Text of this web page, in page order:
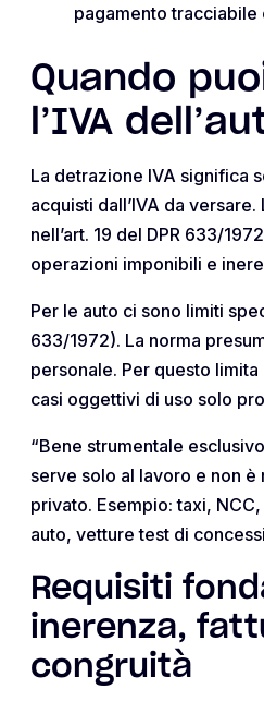
pagamento tracciabile
Quando
l’IVA
La detrazione IVA significa
acquisti dall’IVA da
nell’art. 19 del DPR 633/
operazioni imponibili e
Per le auto ci sono limiti
633/1972). La norma
personale. Per questo
casi oggettivi di uso solo
“Bene strumentale
serve solo al lavoro e non è
privato. Esempio: taxi,
auto, vetture test di
Requisiti
inerenza,
congruità